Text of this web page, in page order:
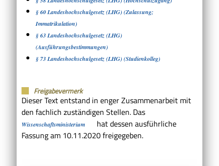
§ 60 Landeshochschulgesetz (LHG) (Zulassung;
Immatrikulation)
§ 63 Landeshochschulgesetz (LHG)
(Ausführungsbestimmungen)
§ 73 Landeshochschulgesetz (LHG) (Studienkolleg)
Freigabevermerk
Dieser Text entstand in enger Zusammenarbeit mit
den fachlich zuständigen Stellen. Das
Wissenschaftsministerium
hat dessen ausführliche
Fassung am 10.11.2020 freigegeben.